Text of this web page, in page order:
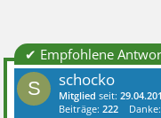
✔ Empfohlene
S schocko
Mitglied seit:
Beiträge:222